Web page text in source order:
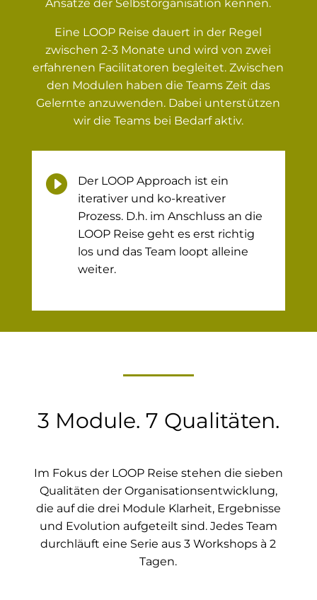
Ansätze der Selbstorganisation kennen.
Eine LOOP Reise dauert in der Regel
zwischen 2-3 Monate und wird von zwei
erfahrenen Facilitatoren begleitet. Zwischen
den Modulen haben die Teams Zeit das
Gelernte anzuwenden. Dabei unterstützen
wir die Teams bei Bedarf aktiv.

Der LOOP Approach ist ein
iterativer und ko-kreativer
Prozess. D.h. im Anschluss an die
LOOP Reise geht es erst richtig
los und das Team loopt alleine
weiter.
3 Module. 7 Qualitäten.
Im Fokus der LOOP Reise stehen die sieben
Qualitäten der Organisationsentwicklung,
die auf die drei Module Klarheit, Ergebnisse
und Evolution aufgeteilt sind. Jedes Team
durchläuft eine Serie aus 3 Workshops à 2
Tagen.